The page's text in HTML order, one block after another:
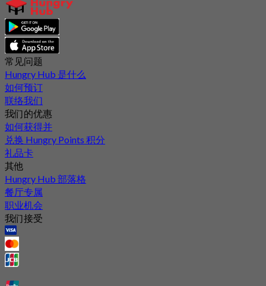
常见问题
Hungry Hub 是什么
如何预订
联络我们
我们的优惠
如何获得并
兑换 Hungry Points 积分
礼品卡
其他
Hungry Hub 部落格
餐厅专属
职业机会
我们接受